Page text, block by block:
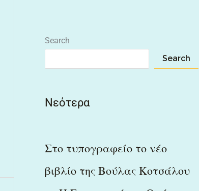
Search
Search
Νεότερα
Στο τυπογραφείο το νέο
βιβλίο της Βούλας Κοτσάλου